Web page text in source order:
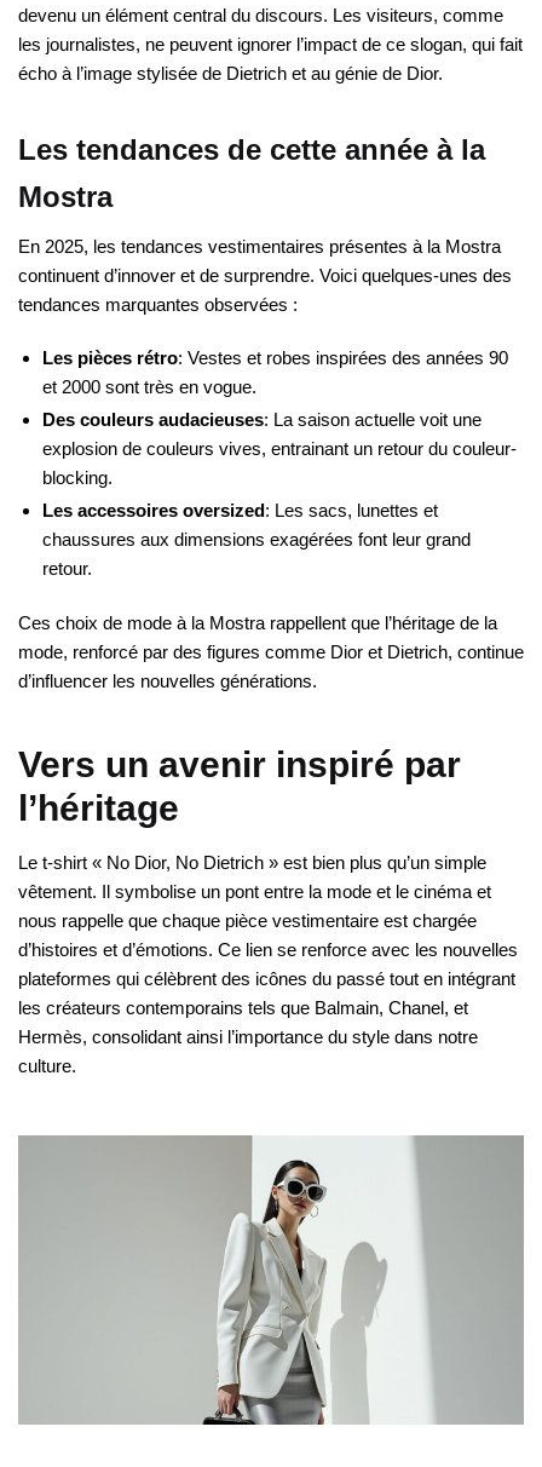
devenu un élément central du discours. Les visiteurs, comme
les journalistes, ne peuvent ignorer l’impact de ce slogan, qui fait
écho à l’image stylisée de Dietrich et au génie de Dior.
Les tendances de cette année à la
Mostra
En 2025, les tendances vestimentaires présentes à la Mostra
continuent d’innover et de surprendre. Voici quelques-unes des
tendances marquantes observées :
Les pièces rétro: Vestes et robes inspirées des années 90
et 2000 sont très en vogue.
Des couleurs audacieuses: La saison actuelle voit une
explosion de couleurs vives, entrainant un retour du couleur-
blocking.
Les accessoires oversized: Les sacs, lunettes et
chaussures aux dimensions exagérées font leur grand
retour.
Ces choix de mode à la Mostra rappellent que l’héritage de la
mode, renforcé par des figures comme Dior et Dietrich, continue
d’influencer les nouvelles générations.
Vers un avenir inspiré par
l’héritage
Le t-shirt « No Dior, No Dietrich » est bien plus qu’un simple
vêtement. Il symbolise un pont entre la mode et le cinéma et
nous rappelle que chaque pièce vestimentaire est chargée
d’histoires et d’émotions. Ce lien se renforce avec les nouvelles
plateformes qui célèbrent des icônes du passé tout en intégrant
les créateurs contemporains tels que Balmain, Chanel, et
Hermès, consolidant ainsi l’importance du style dans notre
culture.